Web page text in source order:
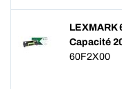
LEXMARK
Capacité
60F2X00